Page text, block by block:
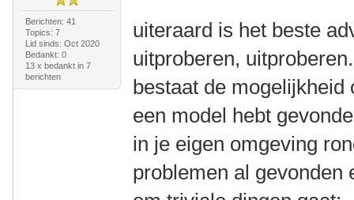
Berichten: 41
Topics: 7
Lid sinds: Oct 2020
Bedankt: 0
13 x bedankt in 7
berichten
uiteraard is het beste
uitproberen,
bestaat de
een model hebt
in je eigen omgeving
problemen al gevonden